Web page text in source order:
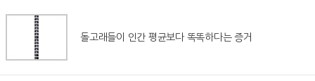
돌고래들이 인간 평균보다 똑똑하다는 증거